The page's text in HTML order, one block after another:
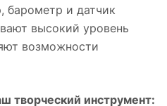
барометр и датчик
высокий уровень
возможности
творческий инструмент: